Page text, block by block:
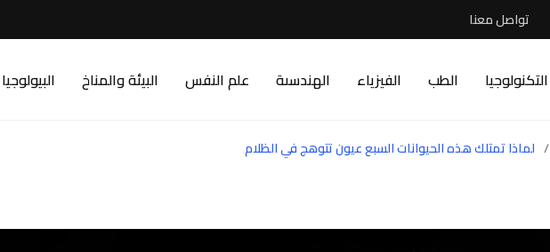
تواصل معنا
التكنولوجيا الطب الفيزياء الهندسىة علم النفس البيئة والمناخ البيولوجيا
/ لماذا تمتلك هذه الحيوانات السبع عيون تتوهج في الظلام